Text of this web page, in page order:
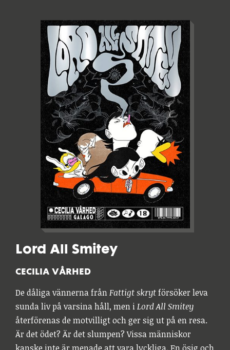
Lord All Smitey
CECILIA VÅRHED
De dåliga vännerna frånFattigt skrytförsöker leva
sunda liv på varsina håll, men iLord All Smitey
återförenas de motvilligt och ger sig ut på en resa.
Är det ödet? Är det slumpen? Vissa människor